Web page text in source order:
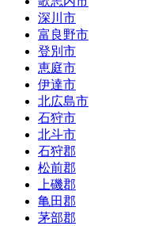
深川市
富良野市
登別市
恵庭市
伊達市
北広島市
石狩市
北斗市
石狩郡
松前郡
上磯郡
亀田郡
茅部郡